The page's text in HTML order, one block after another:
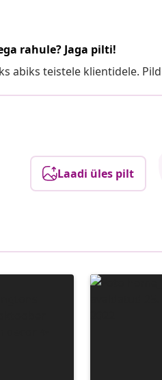
rahule? Jaga pilti!
abiks teistele klientidele.
Laadi üles pilt